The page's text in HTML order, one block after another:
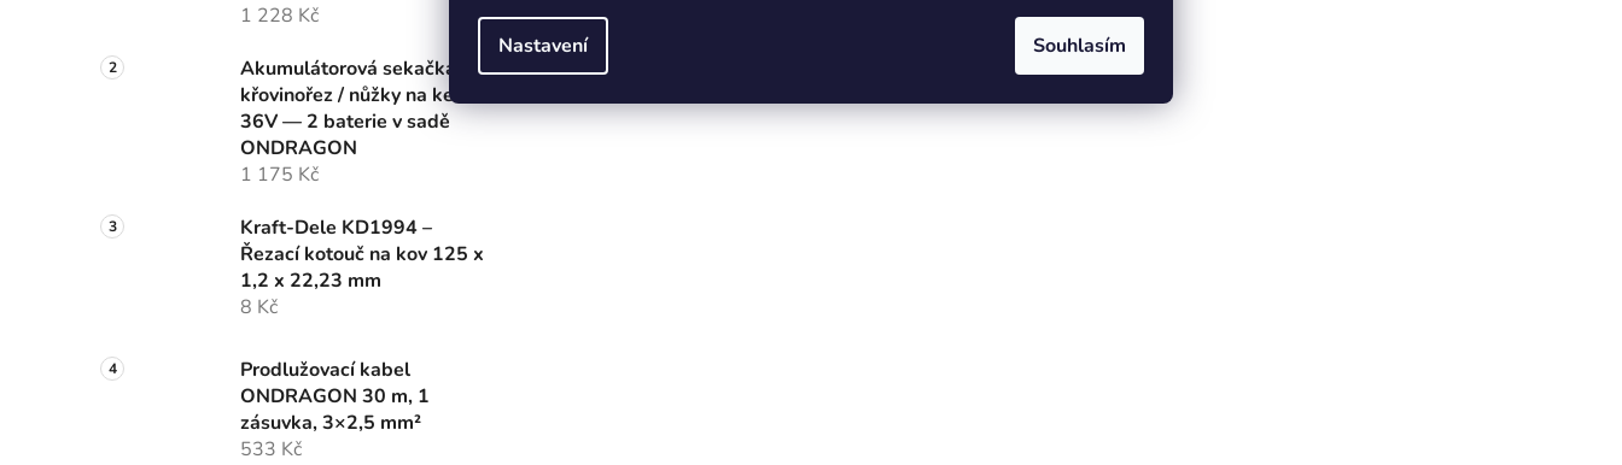
Nastavení Souhlasím
1 228 Kč
Akumulátorová sekačka /
křovinořez / nůžky na keře
36V — 2 baterie v sadě
ONDRAGON
1 175 Kč
Kraft-Dele KD1994 –
Řezací kotouč na kov 125 x
1,2 x 22,23 mm
8 Kč
Prodlužovací kabel
ONDRAGON 30 m, 1
zásuvka, 3×2,5 mm²
533 Kč